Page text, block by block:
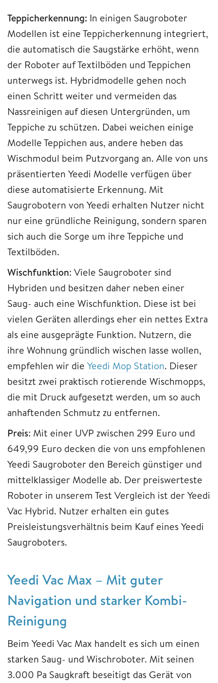
Teppicherkennung: In einigen Saugroboter
Modellen ist eine Teppicherkennung integriert,
die automatisch die Saugstärke erhöht, wenn
der Roboter auf Textilböden und Teppichen
unterwegs ist. Hybridmodelle gehen noch
einen Schritt weiter und vermeiden das
Nassreinigen auf diesen Untergründen, um
Teppiche zu schützen. Dabei weichen einige
Modelle Teppichen aus, andere heben das
Wischmodul beim Putzvorgang an. Alle von uns
präsentierten Yeedi Modelle verfügen über
diese automatisierte Erkennung. Mit
Saugrobotern von Yeedi erhalten Nutzer nicht
nur eine gründliche Reinigung, sondern sparen
sich auch die Sorge um ihre Teppiche und
Textilböden.
Wischfunktion: Viele Saugroboter sind
Hybriden und besitzen daher neben einer
Saug- auch eine Wischfunktion. Diese ist bei
vielen Geräten allerdings eher ein nettes Extra
als eine ausgeprägte Funktion. Nutzern, die
ihre Wohnung gründlich wischen lasse wollen,
empfehlen wir die Yeedi Mop Station. Dieser
besitzt zwei praktisch rotierende Wischmopps,
die mit Druck aufgesetzt werden, um so auch
anhaftenden Schmutz zu entfernen.
Preis: Mit einer UVP zwischen 299 Euro und
649,99 Euro decken die von uns empfohlenen
Yeedi Saugroboter den Bereich günstiger und
mittelklassiger Modelle ab. Der preiswerteste
Roboter in unserem Test Vergleich ist der Yeedi
Vac Hybrid. Nutzer erhalten ein gutes
Preisleistungsverhältnis beim Kauf eines Yeedi
Saugroboters.
Yeedi Vac Max – Mit guter
Navigation und starker Kombi-
Reinigung
Beim Yeedi Vac Max handelt es sich um einen
starken Saug- und Wischroboter. Mit seinen
3.000 Pa Saugkraft beseitigt das Gerät von